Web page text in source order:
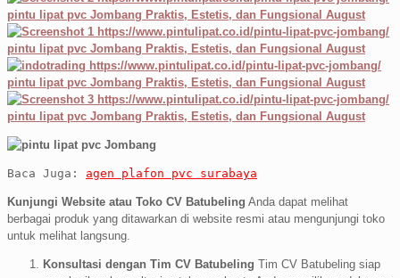
Baca Juga: agen plafon pvc surabaya
Kunjungi Website atau Toko CV Batubeling Anda dapat melihat
berbagai produk yang ditawarkan di website resmi atau mengunjungi toko
untuk melihat langsung.
Konsultasi dengan Tim CV Batubeling Tim CV Batubeling siap